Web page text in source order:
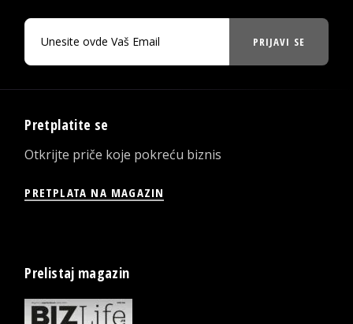
PRIJAVI SE
Pretplatite se
Otkrijte priče koje pokreću biznis
PRETPLATA NA MAGAZIN
Prelistaj magazin